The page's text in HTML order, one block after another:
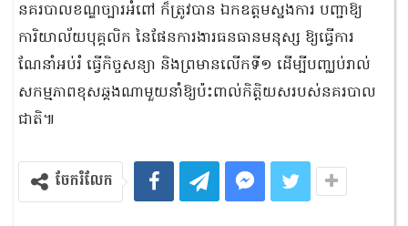
នគរបាលខណ្ឌច្បារអំពៅ ក៏ត្រូវបាន ឯកឧត្តមស្នងការ បញ្ជាឱ្យ
ការិយាល័យបុគ្គលិក នៃផែនការងារធនធានមនុស្ស ឱ្យធ្វើការ
ណែនាំអប់រំ ធ្វើកិច្ចសន្យា និងព្រមានលើកទី១ ដើម្បីបញ្ឈប់រាល់
សកម្មភាពខុសឆ្គងណាមួយនាំឱ្យប៉ះពាល់កិត្តិយសរបស់នគរបាល
ជាតិ៕
ចែករំលែក